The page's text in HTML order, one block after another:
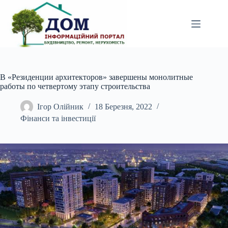
вмісту
В «Резиденции архитекторов» завершены монолитные
работы по четвертому этапу строительства
Ігор Олійник
18 Березня, 2022
Фінанси та інвестиції